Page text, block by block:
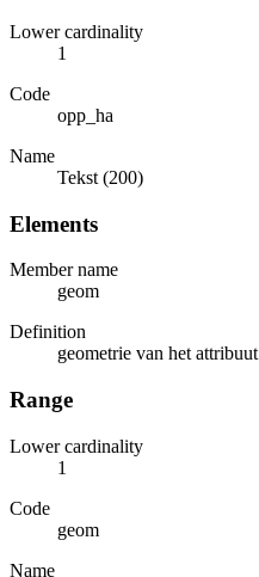
Lower cardinality
1
Code
opp_ha
Name
Tekst (200)
Elements
Member name
geom
Definition
geometrie van het attribuut
Range
Lower cardinality
1
Code
geom
Name